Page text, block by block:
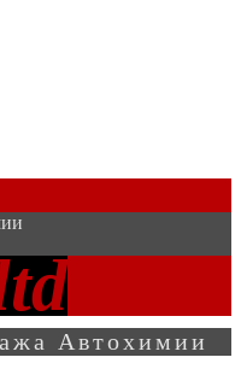
Автохимии